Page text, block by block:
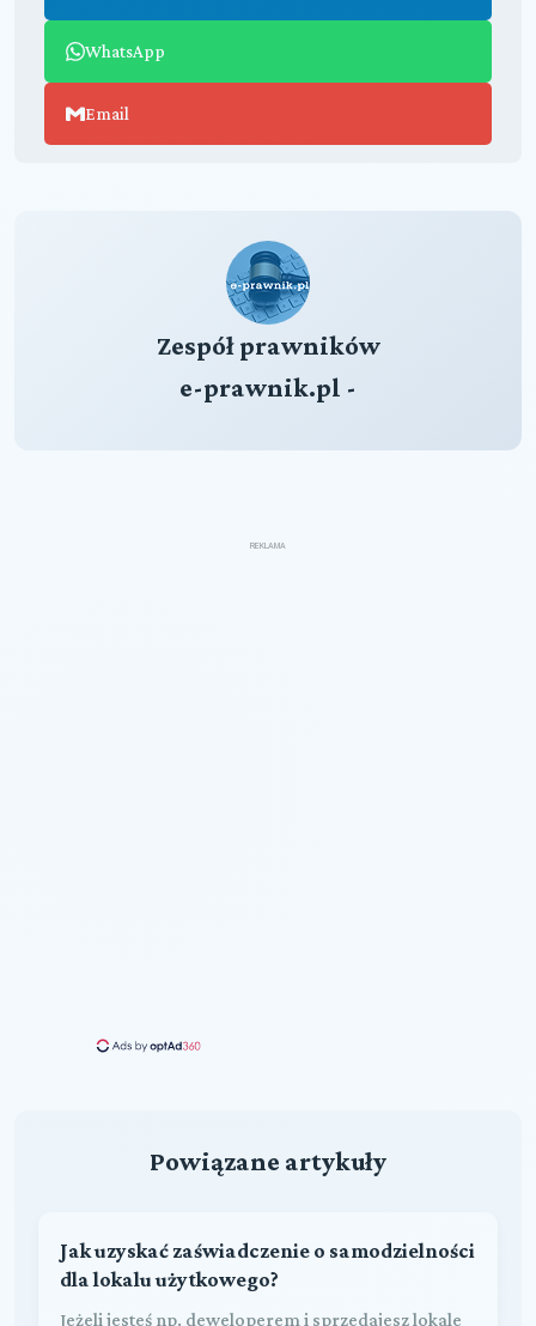
WhatsApp
Email
Zespół prawników
e-prawnik.pl -
REKLAMA
Powiązane artykuły
Jak uzyskać zaświadczenie o samodzielności
dla lokalu użytkowego?
Jeżeli jesteś np. deweloperem i sprzedajesz lokale